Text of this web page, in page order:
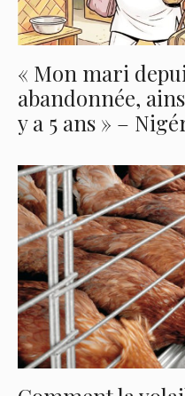
« Mon mari
abandonnée,
y a 5 ans » –